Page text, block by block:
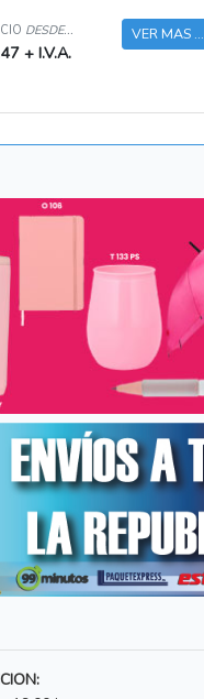
DESDE...
+ I.V.A.
VER MAS ...